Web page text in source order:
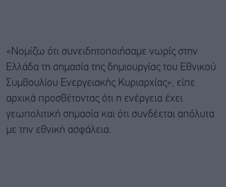
«Νομίζω ότι συνειδητοποιήσαμε νωρίς στην
Ελλάδα τη σημασία της δημιουργίας του Εθνικού
Συμβουλίου Ενεργειακής Κυριαρχίας», είπε
αρχικά προσθέτοντας ότι η ενέργεια έχει
γεωπολιτική σημασία και ότι συνδέεται απόλυτα
με την εθνική ασφάλεια.